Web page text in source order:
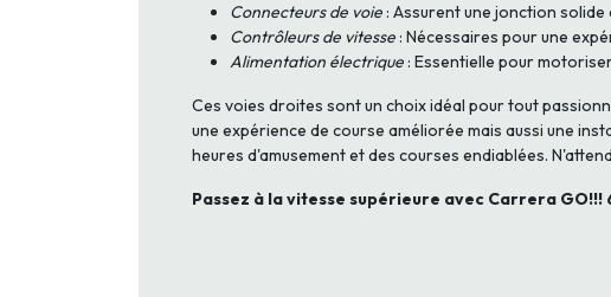
Connecteurs de voie : Assurent une jonction
Contrôleurs de vitesse : Nécessaires pour une
Alimentation électrique : Essentielle pour
Ces voies droites sont un choix idéal pour tout
une expérience de course améliorée mais aussi une
heures d'amusement et des courses endiablées.
Passez à la vitesse supérieure avec Carrera